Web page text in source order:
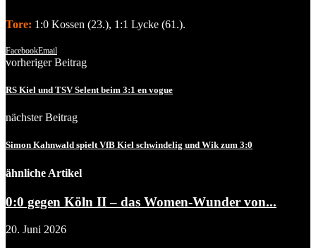
Tore: 1:0 Kossen (23.), 1:1 Lycke (61.).
FacebookEmail
vorheriger Beitrag
RS Kiel und TSV Selent beim 3:1 en vogue
nächster Beitrag
Simon Kahnwald spielt VfB Kiel schwindelig und Wik zum 3:0
ähnliche Artikel
0:0 gegen Köln II – das Women-Wunder von...
20. Juni 2026